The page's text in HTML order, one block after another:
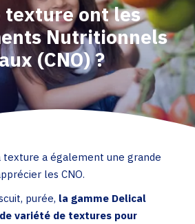
texture ont les
Nutritionnels
(CNO) ?
texture a également une grande
les CNO.
purée, la gamme Delical
variété de textures pour